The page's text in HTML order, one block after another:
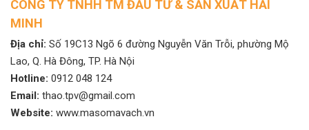
CÔNG TY TNHH TM ĐẦU TƯ & SẢN XUẤT HẢI
MINH
Địa chỉ: Số 19C13 Ngõ 6 đường Nguyễn Văn Trỗi, phường Mộ
Lao, Q. Hà Đông, TP. Hà Nội
Hotline: 0912 048 124
Email: thao.tpv@gmail.com
Website: www.masomavach.vn